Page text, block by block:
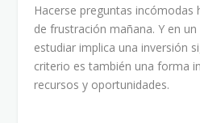
Hacerse preguntas incómodas
de frustración mañana. Y en
estudiar implica una inversión
criterio es también una forma
recursos y oportunidades.